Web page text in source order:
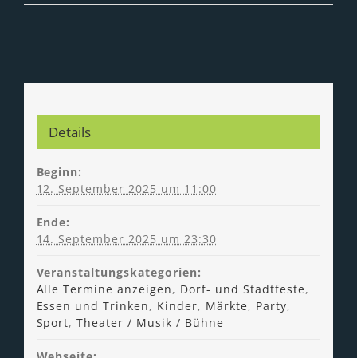
Details
Beginn:
12. September 2025 um 11:00
Ende:
14. September 2025 um 23:30
Veranstaltungskategorien:
Alle Termine anzeigen, Dorf- und Stadtfeste,
Essen und Trinken, Kinder, Märkte, Party,
Sport,Theater / Musik / Bühne